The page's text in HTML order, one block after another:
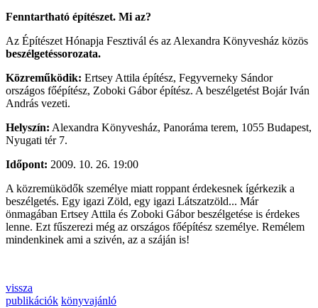
Fenntartható építészet. Mi az?
Az Építészet Hónapja Fesztivál és az Alexandra Könyvesház közös
beszélgetéssorozata.
Közreműködik: Ertsey Attila építész, Fegyverneky Sándor
országos főépítész, Zoboki Gábor építész. A beszélgetést Bojár Iván
András vezeti.
Helyszín: Alexandra Könyvesház, Panoráma terem, 1055 Budapest,
Nyugati tér 7.
Időpont: 2009. 10. 26. 19:00
A közremüködők személye miatt roppant érdekesnek ígérkezik a
beszélgetés. Egy igazi Zöld, egy igazi Látszatzöld... Már
önmagában Ertsey Attila és Zoboki Gábor beszélgetése is érdekes
lenne. Ezt fűszerezi még az országos főépítész személye. Remélem
mindenkinek ami a szivén, az a száján is!
vissza
publikációk könyvajánló